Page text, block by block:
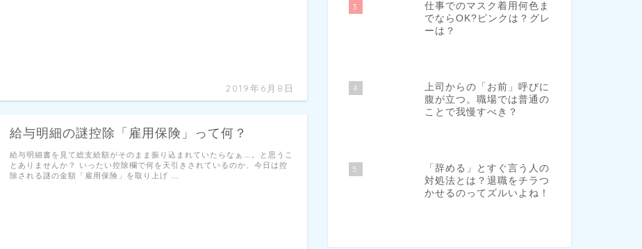
2019年6月8日
給与明細の謎控除「雇用保険」って何？
給与明細書を見て総支給額がそのまま振り込まれていたらなぁ…。と思うこ
とありませんか？ いったい控除欄で何を天引きされているのか、今日は控
除される謎の金額「雇用保険」を取り上げ …
3
仕事でのマスク着用何色ま
でならOK?ピンクは？グレ
ーは？
4
上司からの「お前」呼びに
腹が立つ。職場では普通の
ことで我慢すべき？
5
「辞める」とすぐ言う人の
対処法とは？退職をチラつ
かせるのってズルいよね！